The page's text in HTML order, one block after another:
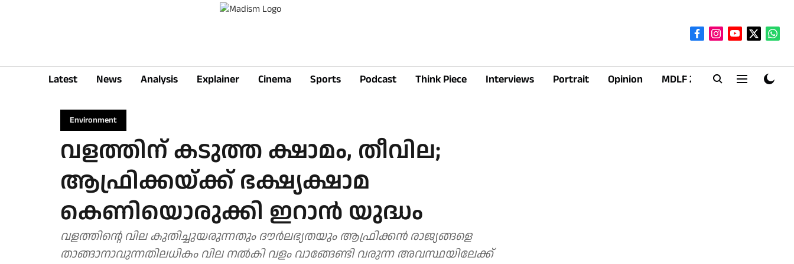
Latest News Analysis Explainer Cinema Sports Podcast Think Piece Interviews Portrait Opinion MDLF 2026
Environment
വളത്തിന് കടുത്ത ക്ഷാമം, തീവില;
ആഫ്രിക്കയ്ക്ക് ഭക്ഷ്യക്ഷാമ
കെണിയൊരുക്കി ഇറാന്‍ യുദ്ധം
വളത്തിന്റെ വില കുതിച്ചുയരുന്നതും ദൗര്‍ലഭ്യതയും ആഫ്രിക്കന്‍ രാജ്യങ്ങളെ
താങ്ങാനാവുന്നതിലധികം വില നല്‍കി വളം വാങ്ങേണ്ടി വരുന്ന അവസ്ഥയിലേക്ക്